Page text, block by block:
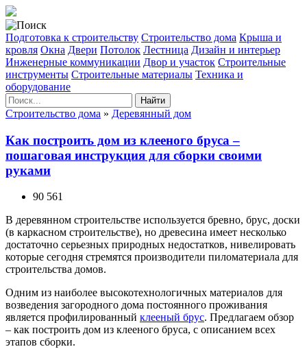
Подготовка к строительству Строительство дома Крыша и
кровля Окна Двери Потолок Лестница Дизайн и интерьер
Инженерные коммуникации Двор и участок Строительные
инструменты Строительные материалы Техника и
оборудование
Найти
Строительство дома » Деревянный дом
Как построить дом из клееного бруса –
пошаговая инструкция для сборки своими
руками
90 561
В деревянном строительстве используется бревно, брус, доски
(в каркасном строительстве), но древесина имеет несколько
достаточно серьезных природных недостатков, нивелировать
которые сегодня стремятся производители пиломатериала для
строительства домов.
Одним из наиболее высокотехнологичных материалов для
возведения загородного дома постоянного проживания
является профилированный клееный брус. Предлагаем обзор
– как построить дом из клееного бруса, с описанием всех
этапов сборки.